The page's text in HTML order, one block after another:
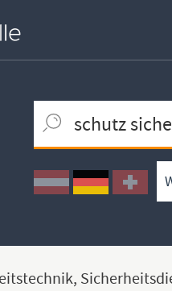
Ortssuche
Umkreissuche
Arbeitsform